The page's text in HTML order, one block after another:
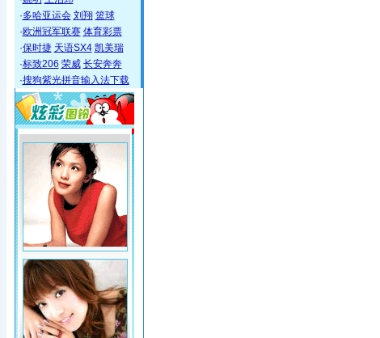
·多哈亚运会 刘翔 篮球
·欧洲冠军联赛 体育彩票
·保时捷 天语SX4 凯美瑞
·标致206 荣威 长安奔奔
·搜狗紫光拼音输入法下载